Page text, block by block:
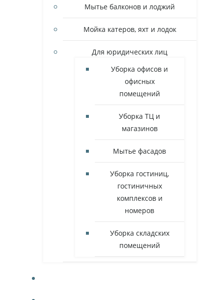
Мытье балконов и лоджий
Мойка катеров, яхт и лодок
Для юридических лиц
Уборка офисов и
офисных
помещений
Уборка ТЦ и
магазинов
Мытье фасадов
Уборка гостиниц,
гостиничных
комплексов и
номеров
Уборка складских
помещений